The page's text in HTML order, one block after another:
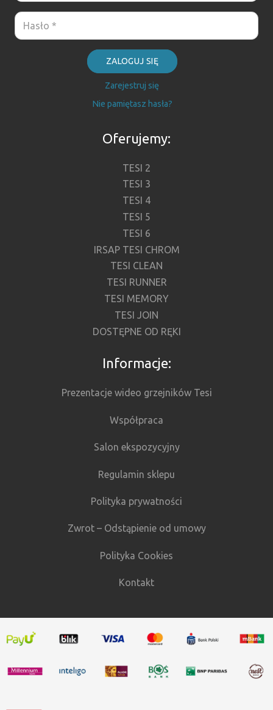
ZALOGUJ SIĘ
Zarejestruj się
Nie pamiętasz hasła?
Oferujemy:
TESI 2
TESI 3
TESI 4
TESI 5
TESI 6
IRSAP TESI CHROM
TESI CLEAN
TESI RUNNER
TESI MEMORY
TESI JOIN
DOSTĘPNE OD RĘKI
Informacje:
Prezentacje wideo grzejników Tesi
Współpraca
Salon ekspozycyjny
Regulamin sklepu
Polityka prywatności
Zwrot – Odstąpienie od umowy
Polityka Cookies
Kontakt